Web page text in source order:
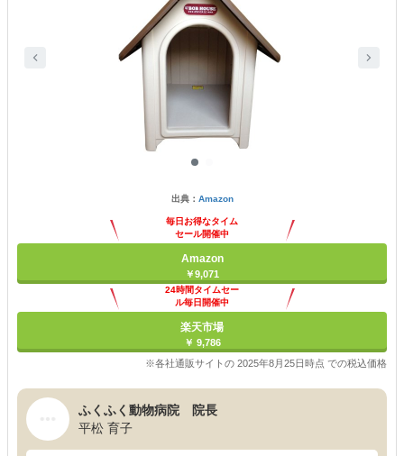
出典： Amazon
毎日お得なタイム
セール開催中
Amazon
￥9,071
24時間タイムセー
ル毎日開催中
楽天市場
￥ 9,786
※各社通販サイトの 2025年8月25日時点 での税込価格
ふくふく動物病院 院長
平松 育子